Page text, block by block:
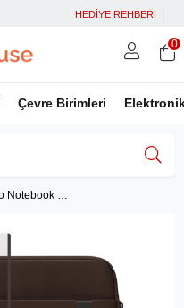
HEDİYE REHBERİ
Çevre Birimleri
Google İle Bağlan
0
Tucano Top Macbook Pro Notebook Kılıfı 15'' - Kahve